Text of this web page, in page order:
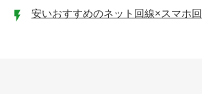
安いおすすめのネット回線×スマホ